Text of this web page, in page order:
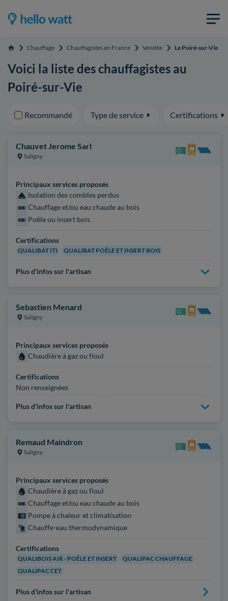
Accueil Chauffage Chauffagistes en France Vendée Le Poiré-sur-Vie
Voici la liste des chauffagistes au
Poiré-sur-Vie
Recommandé Type de service Certifications
Chauvet Jerome Sarl
Saligny
Principaux services proposés
Isolation des combles perdus
Chauffage et/ou eau chaude au bois
Poêle ou insert bois
Certifications
QUALIBAT ITI QUALIBAT POÊLE ET INSERT BOIS
Plus d'infos sur l'artisan
Sebastien Menard
Saligny
Principaux services proposés
Chaudière à gaz ou fioul
Certifications
Non renseignées
Plus d'infos sur l'artisan
Remaud Maindron
Saligny
Principaux services proposés
Chaudière à gaz ou fioul
Chauffage et/ou eau chaude au bois
Pompe à chaleur et climatisation
Chauffe-eau thermodynamique
Certifications
QUALIBOIS AIR - POÊLE ET INSERT
QUALIPAC CHAUFFAGE
QUALIPAC CET
Plus d'infos sur l'artisan